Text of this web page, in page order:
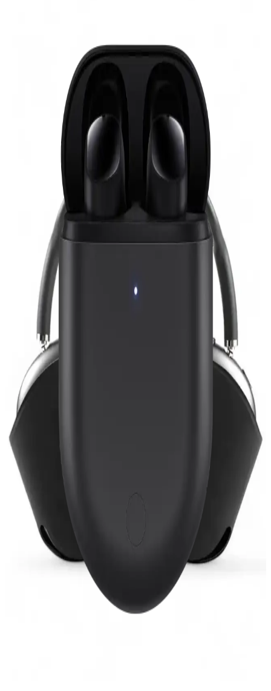
aksesuarlar, şık tasarımlar ve kullanışlı teknolojik ürünler ideal
hediye seçenekleri sunar. Modern ve kullanışlı ürünlerle anlamlı bir
hediye verme fırsatı yakalayın.
Huawei Freebuds Se 2 ve Xiaomi Redmi Buds 6 Lite
Karşılaştırması: Özellikler ve Kullanıcı Yorumları
Huawei Freebuds Se 2 ve Xiaomi Redmi Buds 6 Lite kulaklıkların
özellikleri, kullanıcı yorumları ve performans karşılaştırmasıyla en
uygun seçimi yapmanızı sağlar.
Huawei Freebuds Se 2 ve Xiaomi Redmi Buds 6
Play Karşılaştırması: Hangi Kulaklık Sizin İçin
Huawei Freebuds Se 2 ve Xiaomi Redmi Buds 6 Play'in özellikleri,
kullanıcı yorumları ve performansları karşılaştırılarak en uygun
kablosuz kulaklık seçeneği sunuluyor.
Çocuklar İçin En İyi Kablosuz Kulaklık
Karşılaştırması: CARLOTA ve Teknoloji Gelsin
Ürünleri
Çocuklar için tasarlanmış CARLOTA ve Teknoloji Gelsin
kulaklıklarının özellikleri ve kullanıcı yorumlarıyla detaylı
karşılaştırması, doğru seçim yapmanızı sağlar.
Pro 3 Kulaklıklar: Yüksek Kaliteli Ses Deneyimi İçin
En İyi Seçenekler
Pro 3 kulaklıklar, yüksek çözünürlüklü ses, gürültü engelleme ve
uzun pil ömrü ile profesyonel ve kişisel kullanımlar için ideal
seçenekler sunar.
Teknoloji Gelsin Oyuncu Kulaklığı ve Xiaomi
Redmi Buds 6 Lite Karşılaştırması
Teknoloji Gelsin oyuncu kulaklığı ve Xiaomi Redmi Buds 6 Lite
modellerini detaylı karşılaştırıyoruz, özellikleri, kullanıcı yorumları
ve seçim ipuçlarıyla doğru tercihi yapmanıza yardımcı oluyoruz.
MATEO ve Mmctech Kablosuz Kulaklık
Karşılaştırması: Özellikler ve Kullanıcı Yorumları
İki popüler kablosuz kulaklık modeli olan MATEO ve Mmctech'in
detaylı özellikleri, kullanıcı yorumları ve karşılaştırması ile en uygun
Redmi Buds 3 Kablosuz Kulaklık Özellikleri ve